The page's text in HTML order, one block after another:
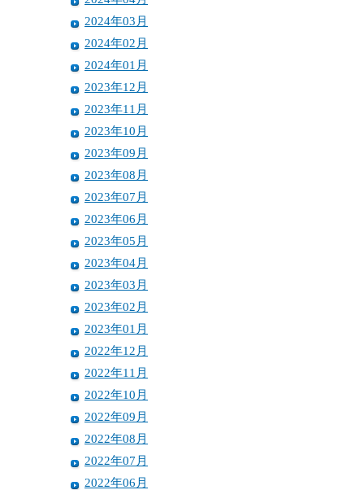
2024年03月
2024年02月
2024年01月
2023年12月
2023年11月
2023年10月
2023年09月
2023年08月
2023年07月
2023年06月
2023年05月
2023年04月
2023年03月
2023年02月
2023年01月
2022年12月
2022年11月
2022年10月
2022年09月
2022年08月
2022年07月
2022年06月